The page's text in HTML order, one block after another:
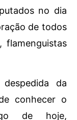
no dia
de todos
flamenguistas
da
conhecer o
de hoje,